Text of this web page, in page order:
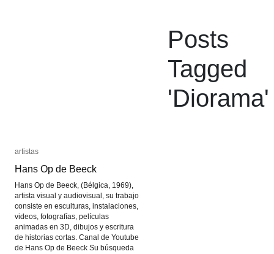
Posts
Tagged
'Diorama'
artistas
Hans Op de Beeck
Hans Op de Beeck, (Bélgica, 1969),
artista visual y audiovisual, su trabajo
consiste en esculturas, instalaciones,
videos, fotografías, películas
animadas en 3D, dibujos y escritura
de historias cortas. Canal de Youtube
de Hans Op de Beeck Su búsqueda
artistas
Hans Op de Beeck